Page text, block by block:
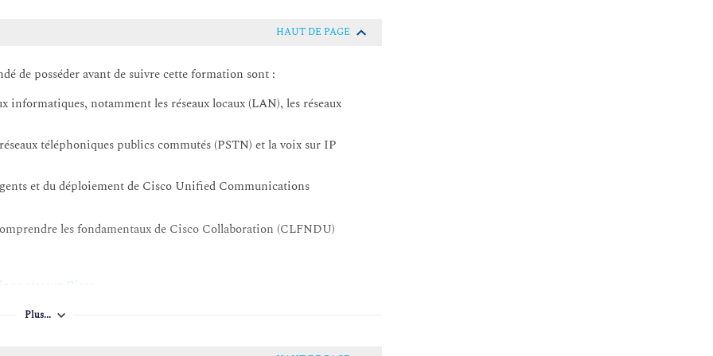
dans un cluster
d'un appel
déconnexion d'un appel
Communications Manager
Cisco Unified Communications Manager Users dans Webex
HAUT DE PAGE
de posséder avant de suivre cette formation sont :
informatiques, notamment les réseaux locaux (LAN), les réseaux
téléphoniques publics commutés (PSTN) et la voix sur IP
et du déploiement de Cisco Unified Communications
les fondamentaux de Cisco Collaboration (CLFNDU)
réseaux Cisco
Collaboration
Plus...